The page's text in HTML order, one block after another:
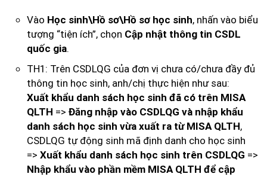
Vào Học sinh\Hồ sơ\Hồ sơ học sinh, nhấn vào biểu
tượng “tiện ích”, chọn Cập nhật thông tin CSDL
quốc gia.
TH1: Trên CSDLQG của đơn vị chưa có/chưa đầy đủ
thông tin học sinh, anh/chị thực hiện như sau:
Xuất khẩu danh sách học sinh đã có trên MISA
QLTH => Đăng nhập vào CSDLQG và nhập khẩu
danh sách học sinh vừa xuất ra từ MISA QLTH,
CSDLQG tự động sinh mã định danh cho học sinh
=> Xuất khẩu danh sách học sinh trên CSDLQG =>
Nhập khẩu vào phần mềm MISA QLTH để cập